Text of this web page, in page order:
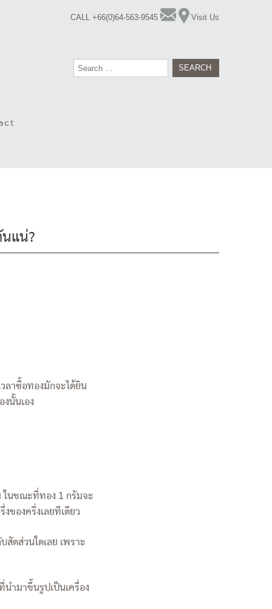
CALL +66(0)64-563-9545 Visit Us
Search
นแน่?
ลาซื้อทองมักจะได้ยิน
งนั้นเอง
ในขณะที่ทอง 1 กรัมจะ
ของครึ่งเลยทีเดียว
สัดส่วนใดเลย เพราะ
ำมาขึ้นรูปเป็นเครื่อง